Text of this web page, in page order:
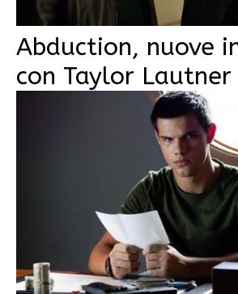
Abduction, nuove
con Taylor Lautner